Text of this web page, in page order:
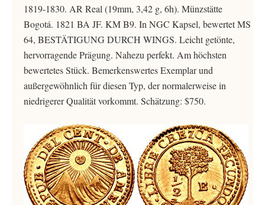
1819-1830. AR Real (19mm, 3,42 g, 6h). Münzstätte
Bogotá. 1821 BA JF. KM B9. In NGC Kapsel, bewertet MS
64, BESTÄTIGUNG DURCH WINGS. Leicht getönte,
hervorragende Prägung. Nahezu perfekt. Am höchsten
bewertetes Stück. Bemerkenswertes Exemplar und
außergewöhnlich für diesen Typ, der normalerweise in
niedrigerer Qualität vorkommt. Schätzung: $750.